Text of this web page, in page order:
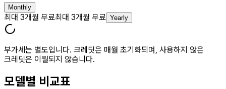
Monthly
최대 3개월 무료최대 3개월 무료 Yearly
부가세는 별도입니다. 크레딧은 매월 초기화되며, 사용하지 않은
크레딧은 이월되지 않습니다.
모델별 비교표